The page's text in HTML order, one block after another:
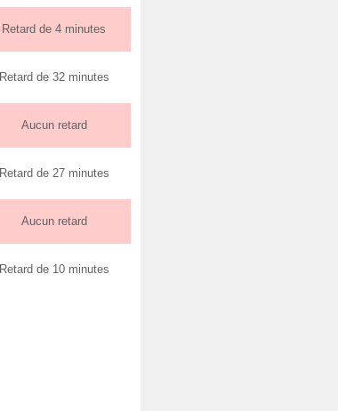
Retard de 4 minutes
Retard de 32 minutes
Aucun retard
Retard de 27 minutes
Aucun retard
Retard de 10 minutes